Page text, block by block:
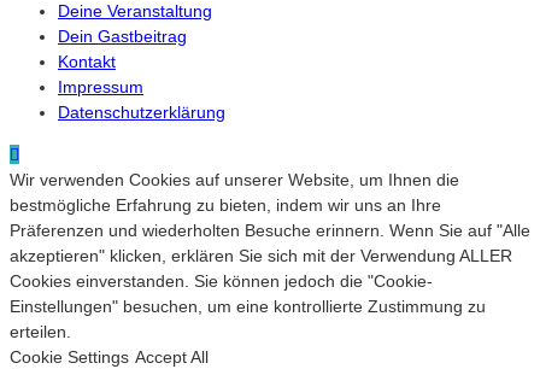
Deine Veranstaltung
Dein Gastbeitrag
Kontakt
Impressum
Datenschutzerklärung
Wir verwenden Cookies auf unserer Website, um Ihnen die
bestmögliche Erfahrung zu bieten, indem wir uns an Ihre
Präferenzen und wiederholten Besuche erinnern. Wenn Sie auf "Alle
akzeptieren" klicken, erklären Sie sich mit der Verwendung ALLER
Cookies einverstanden. Sie können jedoch die "Cookie-
Einstellungen" besuchen, um eine kontrollierte Zustimmung zu
erteilen.
Cookie Settings Accept All